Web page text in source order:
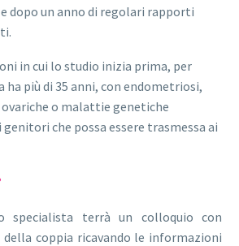
dopo un anno di regolari rapporti
in cui lo studio inizia prima, per
ha più di 35 anni, con endometriosi,
o malattie genetiche
che possa essere trasmessa ai
specialista terrà un colloquio con
coppia ricavando le informazioni